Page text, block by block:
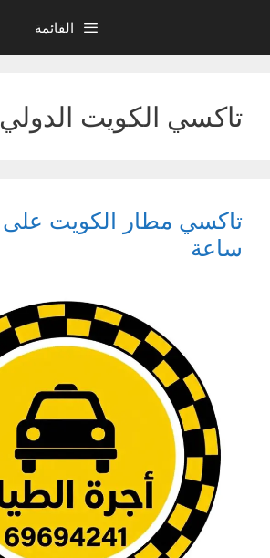
المحتوى
القائمة
تاكسي الكويت الدولي
ساعة